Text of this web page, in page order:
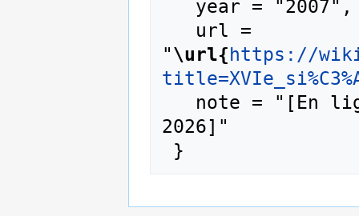
"\url{https://
2026]"